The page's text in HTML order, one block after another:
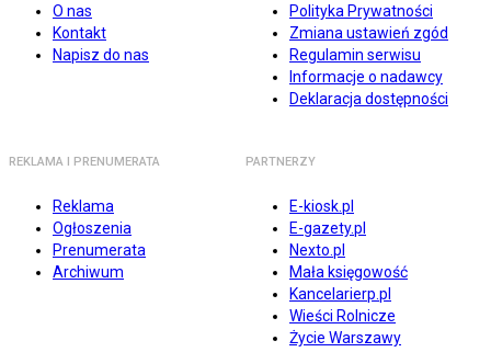
O nas
Kontakt
Napisz do nas
Polityka Prywatności
Zmiana ustawień zgód
Regulamin serwisu
Informacje o nadawcy
Deklaracja dostępności
REKLAMA I PRENUMERATA
Reklama
Ogłoszenia
Prenumerata
Archiwum
PARTNERZY
E-kiosk.pl
E-gazety.pl
Nexto.pl
Mała księgowość
Kancelarierp.pl
Wieści Rolnicze
Życie Warszawy